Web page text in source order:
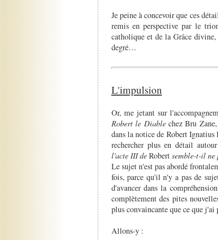
Je peine à concevoir que ces
remis en perspective par le
catholique et de la Grâce
degré…
L'impulsion
Or, me jetant sur
Robert le Diablechez Bru Zane,
dans la notice de Robert
rechercher plus en détail
l'acte III deRobertsemble-t-il ne
Le sujet n'est pas abordé
fois, parce qu'il n'y a pas de
d'avancer dans la
complètement des pites
plus convaincante que ce que
Allons-y :